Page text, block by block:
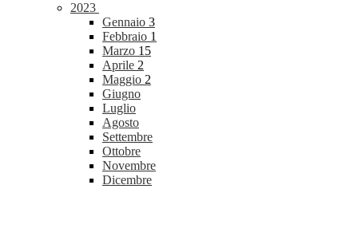
2023
Gennaio 3
Febbraio 1
Marzo 15
Aprile 2
Maggio 2
Giugno
Luglio
Agosto
Settembre
Ottobre
Novembre
Dicembre